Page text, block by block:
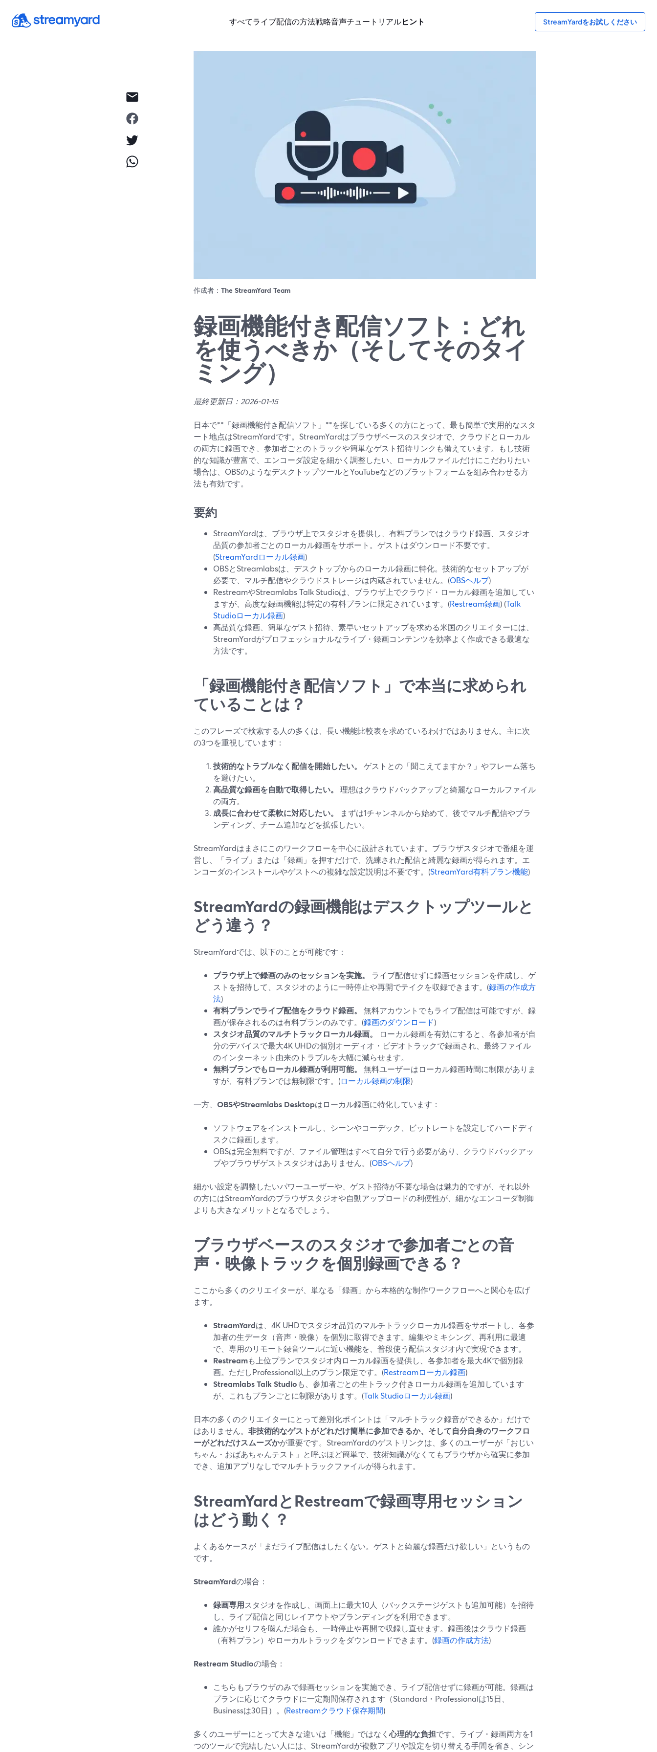
すべてライブ配信の方法戦略音声チュートリアルヒント StreamYardをお試しください
作成者： The StreamYard Team
録画機能付き配信ソフト：どれ
を使うべきか（そしてそのタイ
ミング）
最終更新日：2026-01-15
日本で**「録画機能付き配信ソフト」**を探している多くの方にとって、最も簡単で実用的なスタ
ート地点はStreamYardです。StreamYardはブラウザベースのスタジオで、クラウドとローカル
の両方に録画でき、参加者ごとのトラックや簡単なゲスト招待リンクも備えています。もし技術
的な知識が豊富で、エンコーダ設定を細かく調整したい、ローカルファイルだけにこだわりたい
場合は、OBSのようなデスクトップツールとYouTubeなどのプラットフォームを組み合わせる方
法も有効です。
要約
StreamYardは、ブラウザ上でスタジオを提供し、有料プランではクラウド録画、スタジオ
品質の参加者ごとのローカル録画をサポート。ゲストはダウンロード不要です。
(StreamYardローカル録画)
OBSとStreamlabsは、デスクトップからのローカル録画に特化。技術的なセットアップが
必要で、マルチ配信やクラウドストレージは内蔵されていません。(OBSヘルプ)
RestreamやStreamlabs Talk Studioは、ブラウザ上でクラウド・ローカル録画を追加してい
ますが、高度な録画機能は特定の有料プランに限定されています。(Restream録画) (Talk
Studioローカル録画)
高品質な録画、簡単なゲスト招待、素早いセットアップを求める米国のクリエイターには、
StreamYardがプロフェッショナルなライブ・録画コンテンツを効率よく作成できる最適な
方法です。
「録画機能付き配信ソフト」で本当に求められ
ていることは？
このフレーズで検索する人の多くは、長い機能比較表を求めているわけではありません。主に次
の3つを重視しています：
技術的なトラブルなく配信を開始したい。
ゲストとの「聞こえてますか？」やフレーム落ち
を避けたい。
高品質な録画を自動で取得したい。
理想はクラウドバックアップと綺麗なローカルファイル
の両方。
成長に合わせて柔軟に対応したい。
まずは1チャンネルから始めて、後でマルチ配信やブラ
ンディング、チーム追加などを拡張したい。
StreamYardはまさにこのワークフローを中心に設計されています。ブラウザスタジオで番組を運
営し、「ライブ」または「録画」を押すだけで、洗練された配信と綺麗な録画が得られます。エ
ンコーダのインストールやゲストへの複雑な設定説明は不要です。(StreamYard有料プラン機能)
StreamYardの録画機能はデスクトップツールと
どう違う？
StreamYardでは、以下のことが可能です：
ブラウザ上で録画のみのセッションを実施。
ライブ配信せずに録画セッションを作成し、ゲ
ストを招待して、スタジオのように一時停止や再開でテイクを収録できます。(録画の作成方
法)
有料プランでライブ配信をクラウド録画。
無料アカウントでもライブ配信は可能ですが、録
画が保存されるのは有料プランのみです。(録画のダウンロード)
スタジオ品質のマルチトラックローカル録画。
ローカル録画を有効にすると、各参加者が自
分のデバイスで最大4K UHDの個別オーディオ・ビデオトラックで録画され、最終ファイル
のインターネット由来のトラブルを大幅に減らせます。
無料プランでもローカル録画が利用可能。
無料ユーザーはローカル録画時間に制限がありま
すが、有料プランでは無制限です。(ローカル録画の制限)
一方、 OBSやStreamlabs Desktopはローカル録画に特化しています：
ソフトウェアをインストールし、シーンやコーデック、ビットレートを設定してハードディ
スクに録画します。
OBSは完全無料ですが、ファイル管理はすべて自分で行う必要があり、クラウドバックアッ
プやブラウザゲストスタジオはありません。(OBSヘルプ)
細かい設定を調整したいパワーユーザーや、ゲスト招待が不要な場合は魅力的ですが、それ以外
の方にはStreamYardのブラウザスタジオや自動アップロードの利便性が、細かなエンコーダ制御
よりも大きなメリットとなるでしょう。
ブラウザベースのスタジオで参加者ごとの音
声・映像トラックを個別録画できる？
ここから多くのクリエイターが、単なる「録画」から本格的な制作ワークフローへと関心を広げ
ます。
StreamYardは、4K UHDでスタジオ品質のマルチトラックローカル録画をサポートし、各参
加者の生データ（音声・映像）を個別に取得できます。編集やミキシング、再利用に最適
で、専用のリモート録音ツールに近い機能を、普段使う配信スタジオ内で実現できます。
Restreamも上位プランでスタジオ内ローカル録画を提供し、各参加者を最大4Kで個別録
画。ただしProfessional以上のプラン限定です。(Restreamローカル録画)
Streamlabs Talk Studioも、参加者ごとの生トラック付きローカル録画を追加しています
が、これもプランごとに制限があります。(Talk Studioローカル録画)
日本の多くのクリエイターにとって差別化ポイントは「マルチトラック録音ができるか」だけで
はありません。 非技術的なゲストがどれだけ簡単に参加できるか、そして自分自身のワークフロ
ーがどれだけスムーズかが重要です。StreamYardのゲストリンクは、多くのユーザーが「おじい
ちゃん・おばあちゃんテスト」と呼ぶほど簡単で、技術知識がなくてもブラウザから確実に参加
でき、追加アプリなしでマルチトラックファイルが得られます。
StreamYardとRestreamで録画専用セッション
はどう動く？
よくあるケースが「まだライブ配信はしたくない。ゲストと綺麗な録画だけ欲しい」というもの
です。
StreamYardの場合：
録画専用スタジオを作成し、画面上に最大10人（バックステージゲストも追加可能）を招待
し、ライブ配信と同じレイアウトやブランディングを利用できます。
誰かがセリフを噛んだ場合も、一時停止や再開で収録し直せます。録画後はクラウド録画
（有料プラン）やローカルトラックをダウンロードできます。(録画の作成方法)
Restream Studioの場合：
こちらもブラウザのみで録画セッションを実施でき、ライブ配信せずに録画が可能。録画は
プランに応じてクラウドに一定期間保存されます（Standard・Professionalは15日、
Businessは30日）。(Restreamクラウド保存期間)
多くのユーザーにとって大きな違いは「機能」ではなく心理的な負担です。ライブ・録画両方を1
つのツールで完結したい人には、StreamYardが複数アプリや設定を切り替える手間を省き、シン